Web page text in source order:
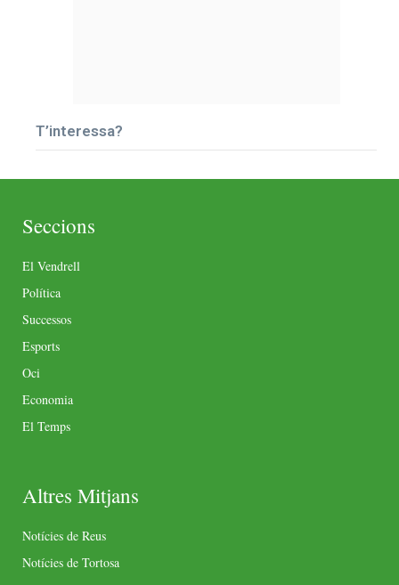
T’interessa?
Seccions
El Vendrell
Política
Successos
Esports
Oci
Economia
El Temps
Altres Mitjans
Notícies de Reus
Notícies de Tortosa